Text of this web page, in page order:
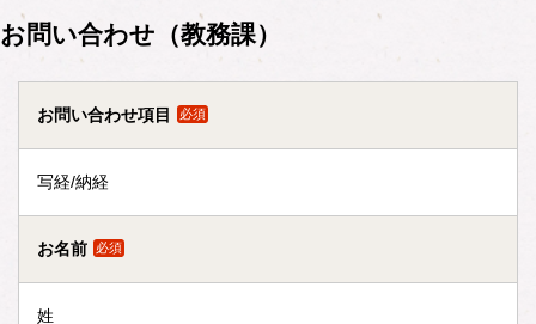
お問い合わせ（教務課）
お問い合わせ項目 必須
写経/納経
お名前 必須
姓